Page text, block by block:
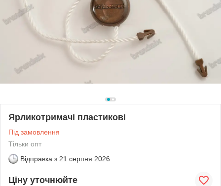
Ярликотримачі пластикові
Під замовлення
Тільки опт
Відправка з 21 серпня 2026
Ціну уточнюйте